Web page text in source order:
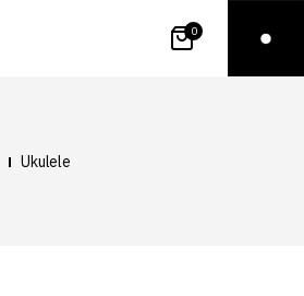
0
Ukulele